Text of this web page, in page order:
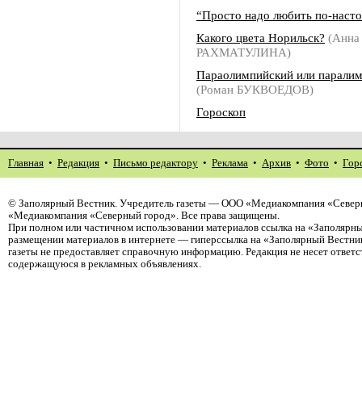
“Просто надо любить по-
Какого цвета Норильск? (Анна
РАХМАТУЛИНА)
Параолимпийский или
(Роман БУКВОЕДОВ)
Гороскоп
Главная • Редакция • Письмо редактору • Реклама • Архив • Фото •
© Заполярный Вестник. Учредитель газеты — ООО «Медиакомпания
«Медиакомпания «Северный город». Все права защищены.
При полном или частичном использовании материалов ссылка на
размещении материалов в интернете — гиперссылка на «Заполярный
газеты не предоставляет справочную информацию. Редакция не несет
содержащуюся в рекламных объявлениях.